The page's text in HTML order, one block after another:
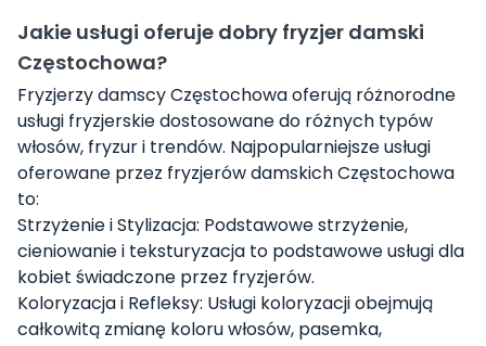
Jakie usługi oferuje dobry fryzjer damski
Częstochowa?
Fryzjerzy damscy Częstochowa oferują różnorodne
usługi fryzjerskie dostosowane do różnych typów
włosów, fryzur i trendów. Najpopularniejsze usługi
oferowane przez fryzjerów damskich Częstochowa
to:
Strzyżenie i Stylizacja: Podstawowe strzyżenie,
cieniowanie i teksturyzacja to podstawowe usługi dla
kobiet świadczone przez fryzjerów.
Koloryzacja i Refleksy: Usługi koloryzacji obejmują
całkowitą zmianę koloru włosów, pasemka,